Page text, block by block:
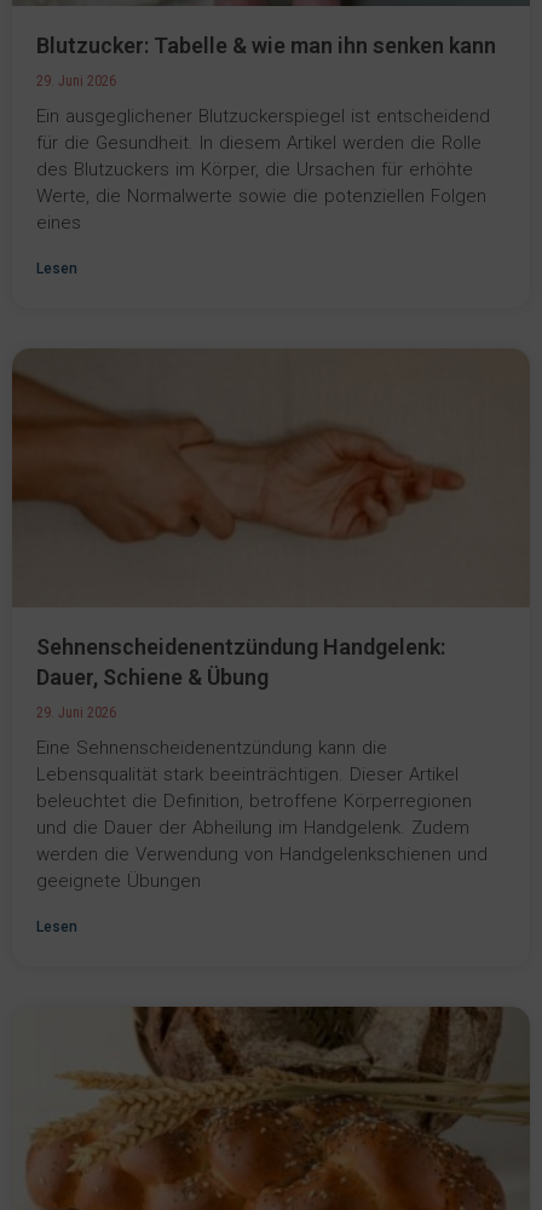
Blutzucker: Tabelle & wie man ihn senken kann
29. Juni 2026
Ein ausgeglichener Blutzuckerspiegel ist entscheidend
für die Gesundheit. In diesem Artikel werden die Rolle
des Blutzuckers im Körper, die Ursachen für erhöhte
Werte, die Normalwerte sowie die potenziellen Folgen
eines
Lesen
Sehnenscheidenentzündung Handgelenk:
Dauer, Schiene & Übung
29. Juni 2026
Eine Sehnenscheidenentzündung kann die
Lebensqualität stark beeinträchtigen. Dieser Artikel
beleuchtet die Definition, betroffene Körperregionen
und die Dauer der Abheilung im Handgelenk. Zudem
werden die Verwendung von Handgelenkschienen und
geeignete Übungen
Lesen